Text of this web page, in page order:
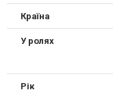
Країна
У ролях
Рік